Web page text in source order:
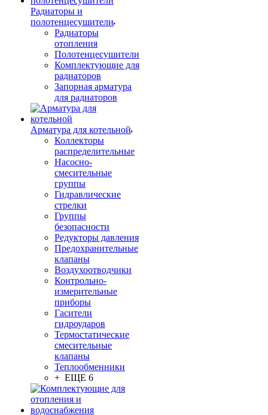
Радиаторы и
полотенцесушители
Радиаторы
отопления
Полотенцесушители
Комплектующие для
радиаторов
Запорная арматура
для радиаторов
Арматура для котельной
Коллекторы
распределительные
Насосно-
смесительные
группы
Гидравлические
стрелки
Группы
безопасности
Редукторы давления
Предохранительные
клапаны
Воздухоотводчики
Контрольно-
измерительные
приборы
Гасители
гидроударов
Термостатические
смесительные
клапаны
Теплообменники
+ ЕЩЕ 6